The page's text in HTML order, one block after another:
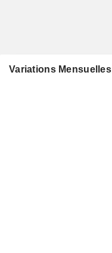
Variations Mensuelles